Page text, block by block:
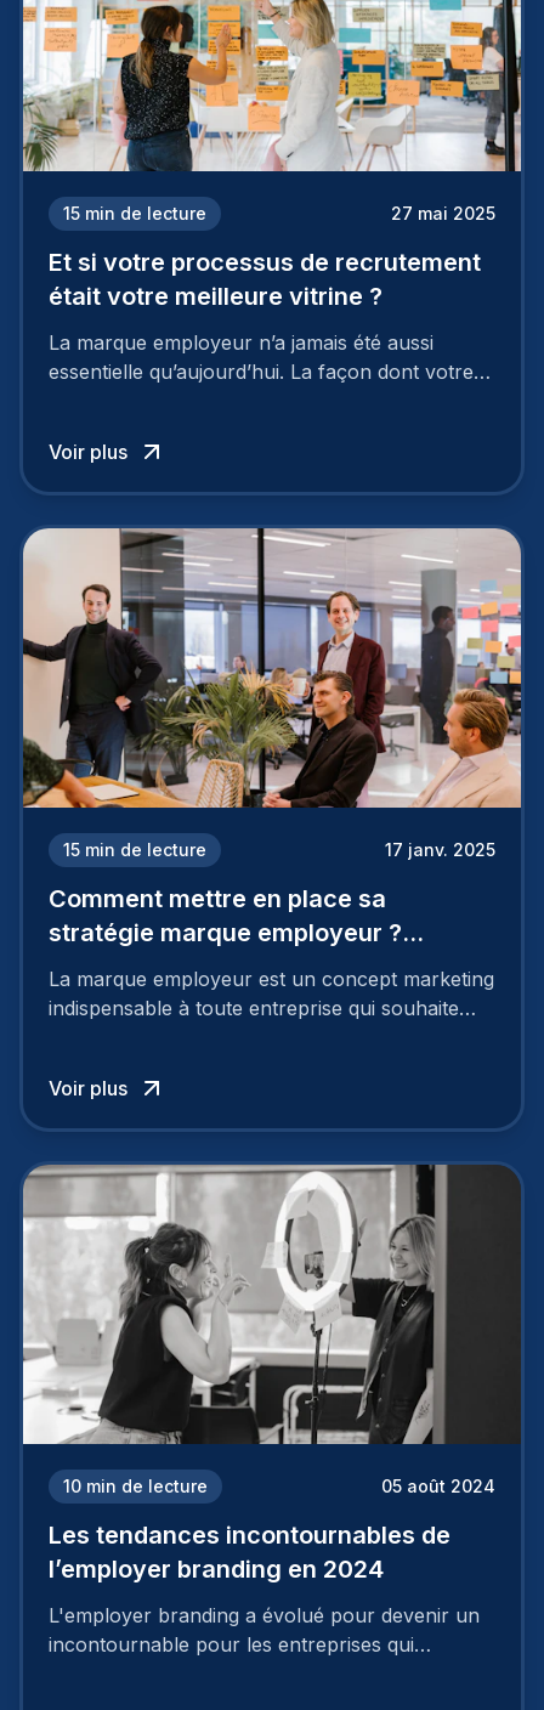
15 min de lecture 27 mai 2025
Et si votre processus de recrutement
était votre meilleure vitrine ?
La marque employeur n’a jamais été aussi
essentielle qu’aujourd’hui. La façon dont votre
à perdre les meilleurs profils.
Voir plus
15 min de lecture 17 janv. 2025
Comment mettre en place sa
stratégie marque employeur ?
Découvrez les 7 étapes
La marque employeur est un concept marketing
indispensable à toute entreprise qui souhaite
employeur solide et positive sont évidentes, ce
travail, pour qu’il soit réussi, ne peut se faire en
mettre en œuvre un certain nombre d’actions.
Voir plus
10 min de lecture 05 août 2024
Les tendances incontournables de
l’employer branding en 2024
L'employer branding a évolué pour devenir un
incontournable pour les entreprises qui